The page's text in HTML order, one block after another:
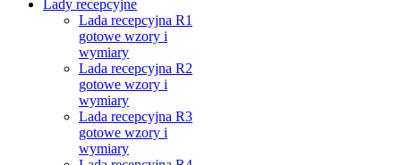
Lady recepcyjne
Lada recepcyjna R1
gotowe wzory i
wymiary
Lada recepcyjna R2
gotowe wzory i
wymiary
Lada recepcyjna R3
gotowe wzory i
wymiary